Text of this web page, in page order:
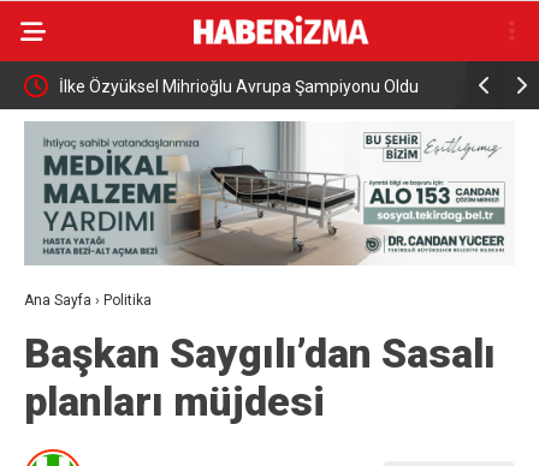
İlke Özyüksel Mihrioğlu Avrupa Şampiyonu Oldu
ziyareti
Ana Sayfa › Politika
Başkan Saygılı’dan Sasalı
planları müjdesi